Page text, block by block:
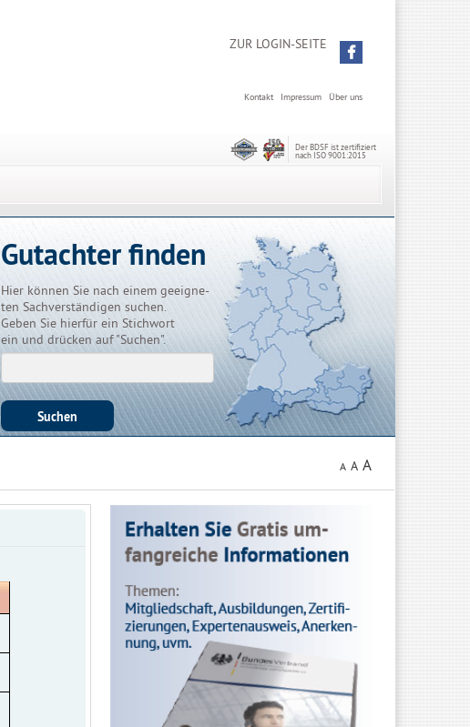
ZUR LOGIN-SEITE
Über uns
Impressum
Kontakt
Der BDSF ist zertifiziert
nach ISO 9001:2015
Gutachter finden
Hier können Sie nach einem geeigne-
ten Sachverständigen suchen.
Geben Sie hierfür ein Stichwort
ein und drücken auf "Suchen".
A A A